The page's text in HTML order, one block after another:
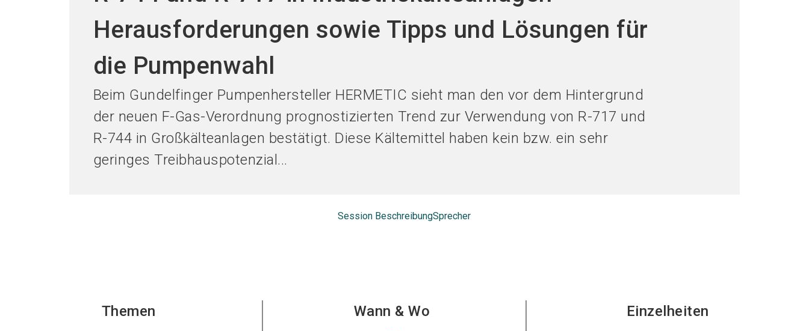
Herausforderungen sowie Tipps und Lösungen für
die Pumpenwahl
Beim Gundelfinger Pumpenhersteller HERMETIC sieht man den vor dem Hintergrund
der neuen F-Gas-Verordnung prognostizierten Trend zur Verwendung von R-717 und
R-744 in Großkälteanlagen bestätigt. Diese Kältemittel haben kein bzw. ein sehr
geringes Treibhauspotenzial...
Session BeschreibungSprecher
Themen Wann & Wo Einzelheiten